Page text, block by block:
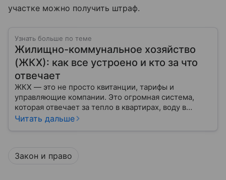
участке можно получить штраф.
Узнать больше по теме
Жилищно-коммунальное хозяйство
(ЖКХ): как все устроено и кто за что
отвечает
ЖКХ — это не просто квитанции, тарифы и
управляющие компании. Это огромная система,
которая отвечает за тепло в квартирах, воду в
кране, освещение улиц и чистоту во дворах.
Читать дальше
Закон и право